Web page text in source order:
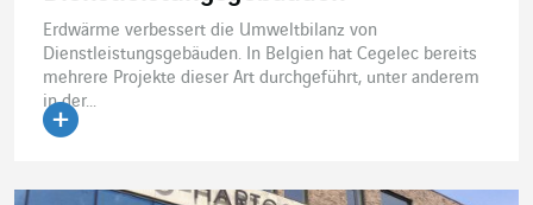
Erdwärme verbessert die Umweltbilanz von
Dienstleistungsgebäuden. In Belgien hat Cegelec bereits
mehrere Projekte dieser Art durchgeführt, unter anderem
in der...